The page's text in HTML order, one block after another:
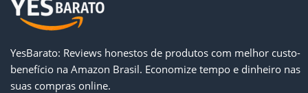
YesBarato: Reviews honestos de produtos com melhor custo-
benefício na Amazon Brasil. Economize tempo e dinheiro nas
suas compras online.